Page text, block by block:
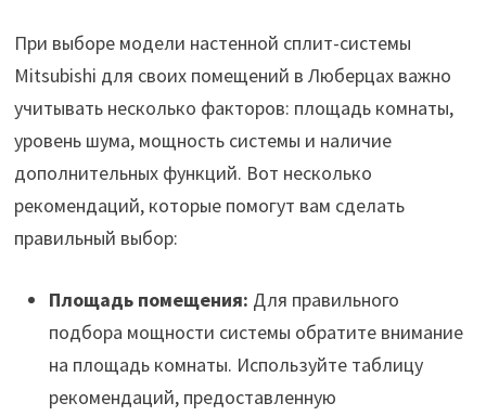
При выборе модели настенной сплит-системы
Mitsubishi для своих помещений в Люберцах важно
учитывать несколько факторов: площадь комнаты,
уровень шума, мощность системы и наличие
дополнительных функций. Вот несколько
рекомендаций, которые помогут вам сделать
правильный выбор:
Площадь помещения: Для правильного
подбора мощности системы обратите внимание
на площадь комнаты. Используйте таблицу
рекомендаций, предоставленную